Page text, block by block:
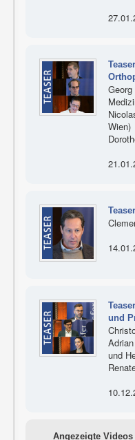
Wien)
und
und
Angezeigte